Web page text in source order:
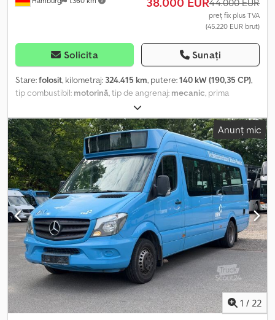
44.000 EUR
preț fix plus TVA
(45.220 EUR brut)
Solicita Sunați
Stare:folosit, kilometraj: 324.415 km, putere:140 kW (190,35 CP),
tip combustibil: motorină, tip de angrenaj: mecanic, prima
, clasă de emisii:
retarder, număr de locuri:21, An de fabricație:2017, Dotări:ABS,
aer condiționat, program electronic de stabilitate (ESP),
încălzitor staționar, Mercedes-Benz Sprinter 519 CDi, prima
înregistrare, vehicul german, 21 de locuri, transmisie manuală,
sistem de climatizare performant, Euro 6. Posibilitate de schimb și
de preluare a unui vehicul la schimb. Preț net: 44.000 de euro. Vă
invităm să verificați personal starea vizuală și tehnică la fața
locului. Vă oferim asistență pentru export: confirmare originală a
datelor pentru omologarea în țara de destinație, declarația
furnizorului, întocmirea documentelor de export și, dacă este
necesar, obținerea plăcuțelor de înmatriculare temporare pentru
vamă. Codpfx Agoy Srdlonorf -O vizionare și un test drive sunt
posibile în orice moment, inclusiv în weekend, după o programare
telefonică! Preluarea vehiculului la schimb și transportul acestuia
se fac la cerere. Vizitați pagina noastră de Facebook.
Anunț mic
1 / 22